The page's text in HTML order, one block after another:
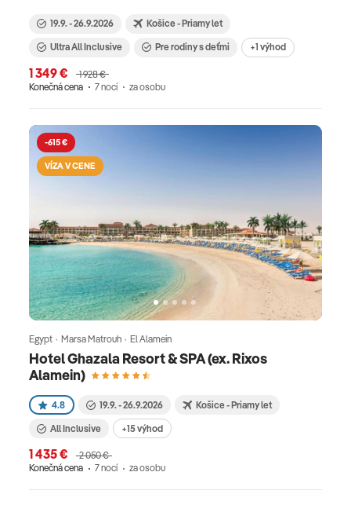
19.9. - 26.9.2026
Košice - Priamy let
Ultra All Inclusive
Pre rodiny s deťmi +1 výhod
1 349 €
1 928 €
Konečná cena
7 nocí za osobu
-615 €
VÍZA V CENE
Hotel Ghazala Resort & SPA (ex. Rixos
Alamein)
Egypt · Marsa Matrouh · El Alamein
4.8 19.9. - 26.9.2026 Košice - Priamy let
All Inclusive +15 výhod
1 435 €
2 050 €
Konečná cena
7 nocí za osobu